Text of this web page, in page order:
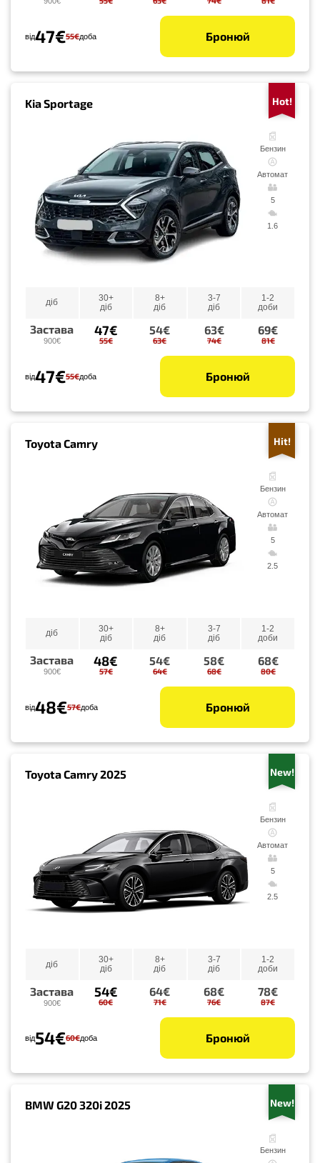
від47€55€доба Бронюй
Kia Sportage Hot!
Бензин
Автомат
5
1.6
діб
30+
діб
8+
діб
3-7
діб
1-2
доби
Застава
900€
47€
55€
54€
63€
63€
74€
69€
81€
від47€55€доба Бронюй
Toyota Camry Hit!
Бензин
Автомат
5
2.5
діб
30+
діб
8+
діб
3-7
діб
1-2
доби
Застава
900€
48€
57€
54€
64€
58€
68€
68€
80€
від48€57€доба Бронюй
Toyota Camry 2025 New!
Бензин
Автомат
5
2.5
діб
30+
діб
8+
діб
3-7
діб
1-2
доби
Застава
900€
54€
60€
64€
71€
68€
76€
78€
87€
від54€60€доба Бронюй
BMW G20 320i 2025 New!
Бензин